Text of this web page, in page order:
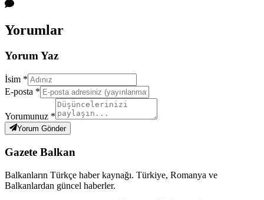
Yorumlar
Yorum Yaz
İsim *
E-posta *
Yorumunuz *
Yorum Gönder
Gazete Balkan
Balkanların Türkçe haber kaynağı. Türkiye, Romanya ve
Balkanlardan güncel haberler.